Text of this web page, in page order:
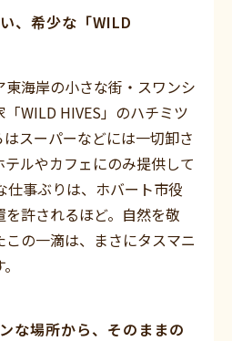
、希少な「WILD
海岸の小さな街・スワンシ
WILD HIVES」のハチミツ
スーパーなどには一切卸さ
ルやカフェにのみ提供して
仕事ぶりは、ホバート市役
許されるほど。自然を敬
の一滴は、まさにタスマニ
な場所から、そのままの